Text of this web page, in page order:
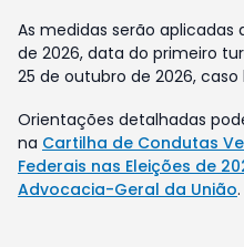
As medidas serão
de 2026, data do primeiro
25 de outubro de 2026,
Orientações detalhadas
na Cartilha de Condutas
Federais nas Eleições de
Advocacia-Geral da União.